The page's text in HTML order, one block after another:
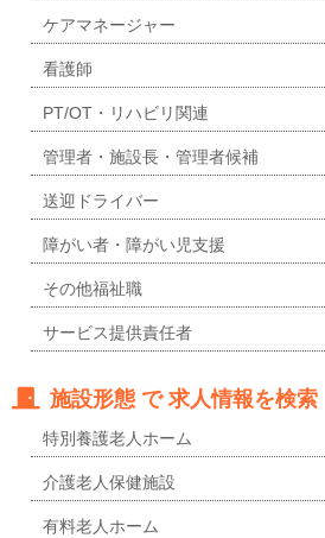
ケアマネージャー
看護師
PT/OT・リハビリ関連
管理者・施設長・管理者候補
送迎ドライバー
障がい者・障がい児支援
その他福祉職
サービス提供責任者
施設形態 で 求人情報を検索
特別養護老人ホーム
介護老人保健施設
有料老人ホーム